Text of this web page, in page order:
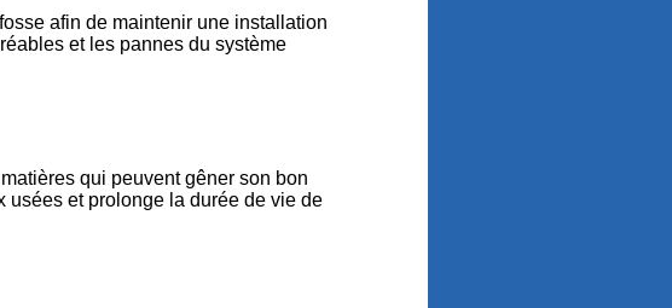
afin de maintenir une installation
et les pannes du système
qui peuvent gêner son bon
et prolonge la durée de vie de